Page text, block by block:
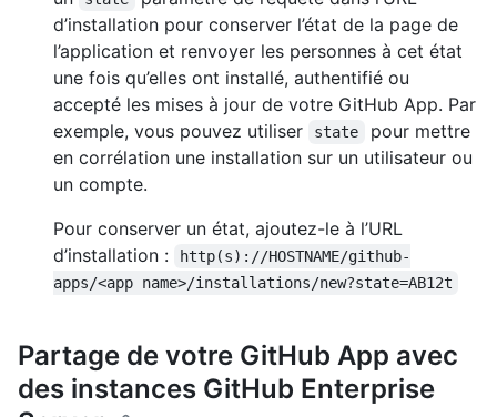
d’installation pour conserver l’état de la page de
l’application et renvoyer les personnes à cet état
une fois qu’elles ont installé, authentifié ou
accepté les mises à jour de votre GitHub App. Par
exemple, vous pouvez utiliser
state
pour mettre
en corrélation une installation sur un utilisateur ou
un compte.
Pour conserver un état, ajoutez-le à l’URL
d’installation :
http(s)://HOSTNAME/github-
apps/<app name>/installations/new?state=AB12t
Partage de votre GitHub App avec
des instances GitHub Enterprise